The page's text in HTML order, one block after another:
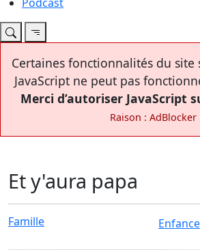
Certaines fonctionnalités du site
JavaScript ne peut pas
Merci d’autoriser JavaScript
Raison : AdBlocker
Et y'aura papa
Famille Enfance